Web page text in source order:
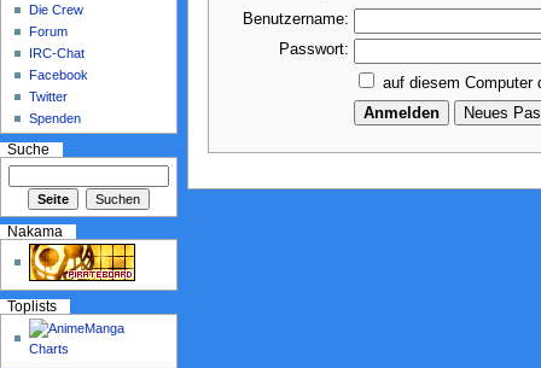
Benutzername:
Passwort:
auf diesem Computer
Die Crew
Forum
IRC-Chat
Facebook
Twitter
Spenden
Suche
Nakama
Toplists